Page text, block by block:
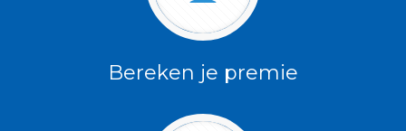
Bereken je premie